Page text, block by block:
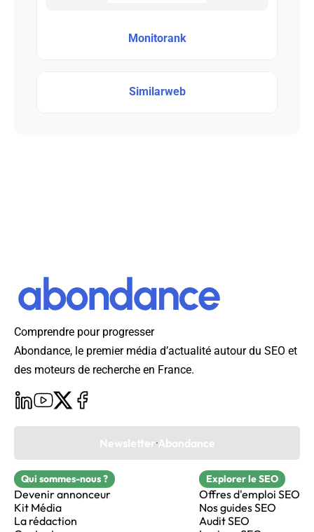
Monitorank
Similarweb
Comprendre pour progresser
Abondance, le premier média d’actualité autour du SEO et
des moteurs de recherche en France.
Newsletter Abondance
Qui sommes-nous ?
Devenir annonceur
Kit Média
La rédaction
Explorer le SEO
Offres d'emploi SEO
Nos guides SEO
Audit SEO